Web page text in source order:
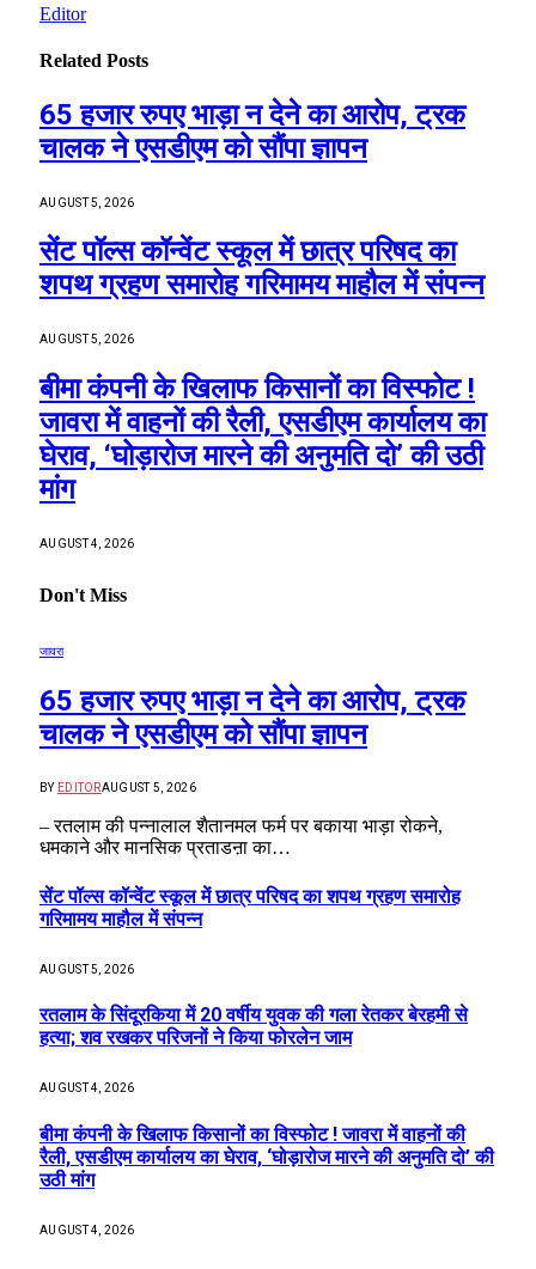
Editor
Related Posts
65 हजार रुपए भाड़ा न देने का आरोप, ट्रक
चालक ने एसडीएम को सौंपा ज्ञापन
AUGUST 5, 2026
सेंट पॉल्स कॉन्वेंट स्कूल में छात्र परिषद का
शपथ ग्रहण समारोह गरिमामय माहौल में संपन्न
AUGUST 5, 2026
बीमा कंपनी के खिलाफ किसानों का विस्फोट !
जावरा में वाहनों की रैली, एसडीएम कार्यालय का
घेराव, ‘घोड़ारोज मारने की अनुमति दो’ की उठी
मांग
AUGUST 4, 2026
Don't Miss
जावरा
65 हजार रुपए भाड़ा न देने का आरोप, ट्रक
चालक ने एसडीएम को सौंपा ज्ञापन
BY EDITORAUGUST 5, 2026
– रतलाम की पन्नालाल शैतानमल फर्म पर बकाया भाड़ा रोकने,
धमकाने और मानसिक प्रताडऩा का…
सेंट पॉल्स कॉन्वेंट स्कूल में छात्र परिषद का शपथ ग्रहण समारोह
गरिमामय माहौल में संपन्न
AUGUST 5, 2026
रतलाम के सिंदूरकिया में 20 वर्षीय युवक की गला रेतकर बेरहमी से
हत्या; शव रखकर परिजनों ने किया फोरलेन जाम
AUGUST 4, 2026
बीमा कंपनी के खिलाफ किसानों का विस्फोट ! जावरा में वाहनों की
रैली, एसडीएम कार्यालय का घेराव, ‘घोड़ारोज मारने की अनुमति दो’ की
उठी मांग
AUGUST 4, 2026